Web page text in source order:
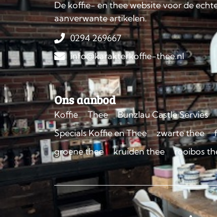
De koffie- en thee website voor de
aanverwante artikelen.
0294 269667
info@karakterkoffie-thee.nl
Ons aanbod
Koffie Thee Bunzlau Castle Servies
Specials Koffie en Thee
zwarte thee
groene thee
kruiden thee rooibos